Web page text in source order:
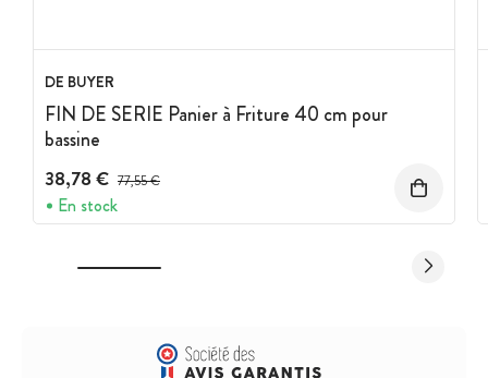
DE BUYER
FIN DE SERIE Panier à Friture 40 cm pour
bassine
38,78 € Prix avant réduction :
77,55 €
En stock